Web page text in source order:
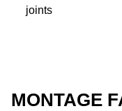
joints
MONTAGE